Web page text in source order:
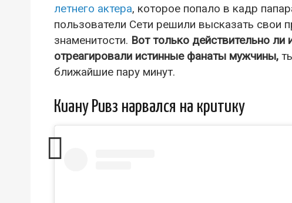
летнего актера, которое попало в кадр
пользователи Сети решили высказать свои
знаменитости. Вот только действительно
отреагировали истинные фанаты мужчины,
ближайшие пару минут.
Киану Ривз нарвался на критику